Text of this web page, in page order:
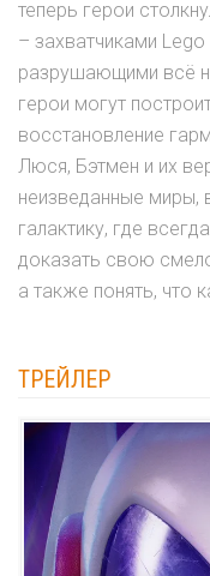
теперь герои
– захватчиками
разрушающими всё
герои могут
восстановление
Люся, Бэтмен и их
неизведанные миры,
галактику, где
доказать свою
а также понять, что
ТРЕЙЛЕР